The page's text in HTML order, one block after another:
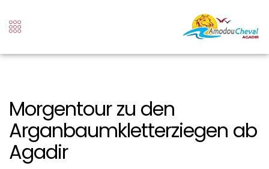
Morgentour zu den
Arganbaumkletterziegen ab
Agadir